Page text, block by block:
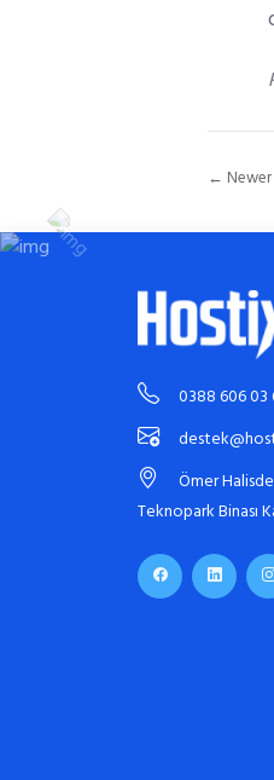
← Newer
0388 606 03
Ömer
Teknopark Binası